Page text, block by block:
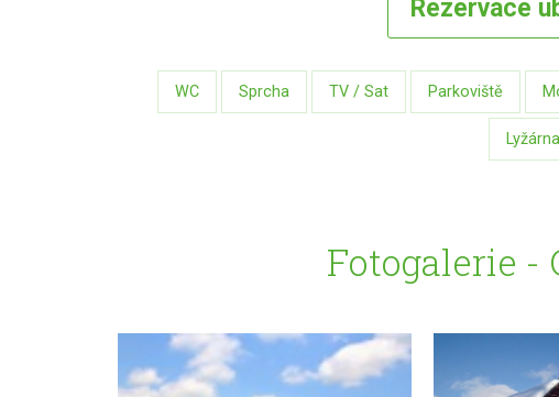
Rezervace
WC Sprcha TV / Sat Parkoviště
Lyžárna
Fotogalerie -